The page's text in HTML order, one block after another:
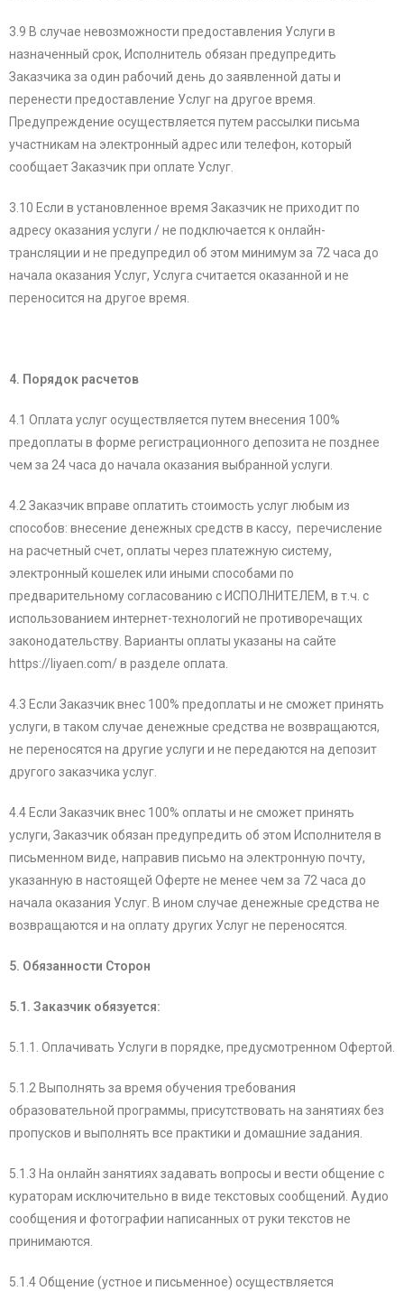
3.9 В случае невозможности предоставления Услуги в
назначенный срок, Исполнитель обязан предупредить
Заказчика за один рабочий день до заявленной даты и
перенести предоставление Услуг на другое время.
Предупреждение осуществляется путем рассылки письма
участникам на электронный адрес или телефон, который
сообщает Заказчик при оплате Услуг.
3.10 Если в установленное время Заказчик не приходит по
адресу оказания услуги / не подключается к онлайн-
трансляции и не предупредил об этом минимум за 72 часа до
начала оказания Услуг, Услуга считается оказанной и не
переносится на другое время.
4. Порядок расчетов
4.1 Оплата услуг осуществляется путем внесения 100%
предоплаты в форме регистрационного депозита не позднее
чем за 24 часа до начала оказания выбранной услуги.
4.2 Заказчик вправе оплатить стоимость услуг любым из
способов: внесение денежных средств в кассу, перечисление
на расчетный счет, оплаты через платежную систему,
электронный кошелек или иными способами по
предварительному согласованию с ИСПОЛНИТЕЛЕМ, в т.ч. с
использованием интернет-технологий не противоречащих
законодательству. Варианты оплаты указаны на сайте
https://liyaen.com/ в разделе оплата.
4.3 Если Заказчик внес 100% предоплаты и не сможет принять
услуги, в таком случае денежные средства не возвращаются,
не переносятся на другие услуги и не передаются на депозит
другого заказчика услуг.
4.4 Если Заказчик внес 100% оплаты и не сможет принять
услуги, Заказчик обязан предупредить об этом Исполнителя в
письменном виде, направив письмо на электронную почту,
указанную в настоящей Оферте не менее чем за 72 часа до
начала оказания Услуг. В ином случае денежные средства не
возвращаются и на оплату других Услуг не переносятся.
5. Обязанности Сторон
5.1. Заказчик обязуется:
5.1.1. Оплачивать Услуги в порядке, предусмотренном Офертой.
5.1.2 Выполнять за время обучения требования
образовательной программы, присутствовать на занятиях без
пропусков и выполнять все практики и домашние задания.
5.1.3 На онлайн занятиях задавать вопросы и вести общение с
кураторам исключительно в виде текстовых сообщений. Аудио
сообщения и фотографии написанных от руки текстов не
принимаются.
5.1.4 Общение (устное и письменное) осуществляется